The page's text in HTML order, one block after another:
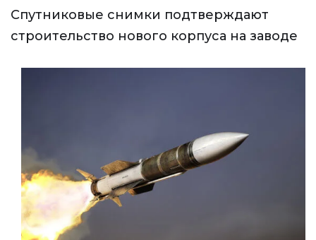
Спутниковые снимки подтверждают
строительство нового корпуса на заводе